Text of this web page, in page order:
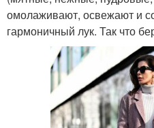
омолаживают, освежают и
гармоничный лук. Так что